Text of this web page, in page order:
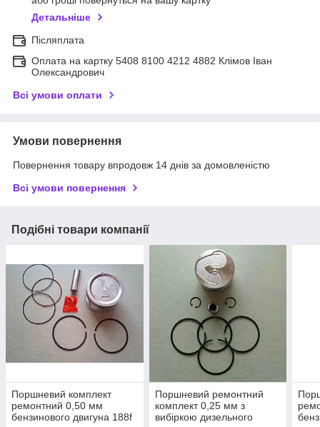
Детальніше
Післяплата
Оплата на картку 5408 8100 4212 4882 Клімов Іван
Олександрович
Всі умови оплати
Умови повернення
Повернення товару впродовж 14 днів за домовленістю
Всі умови повернення
Подібні товари компанії
Поршневий комплект
ремонтний 0,50 мм
бензинового двигуна 188f
Поршневий ремонтний
комплект 0,25 мм з
вибіркою дизельного